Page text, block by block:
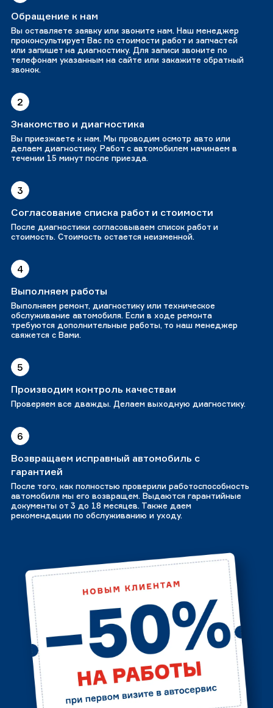
Обращение к нам
Вы оставляете заявку или звоните нам. Наш менеджер
проконсультирует Вас по стоимости работ и запчастей
или запишет на диагностику. Для записи звоните по
телефонам указанным на сайте или закажите обратный
звонок.
2
Знакомство и диагностика
Вы приезжаете к нам. Мы проводим осмотр авто или
делаем диагностику. Работ с автомобилем начинаем в
течении 15 минут после приезда.
3
Согласование списка работ и стоимости
После диагностики согласовываем список работ и
стоимость. Стоимость остается неизменной.
4
Выполняем работы
Выполняем ремонт, диагностику или техническое
обслуживание автомобиля. Если в ходе ремонта
требуются дополнительные работы, то наш менеджер
свяжется с Вами.
5
Производим контроль качестваи
Проверяем все дважды. Делаем выходную диагностику.
6
Возвращаем исправный автомобиль с
гарантией
После того, как полностью проверили работоспособность
автомобиля мы его возвращем. Выдаются гарантийные
документы от 3 до 18 месяцев. Также даем
рекомендации по обслуживанию и уходу.